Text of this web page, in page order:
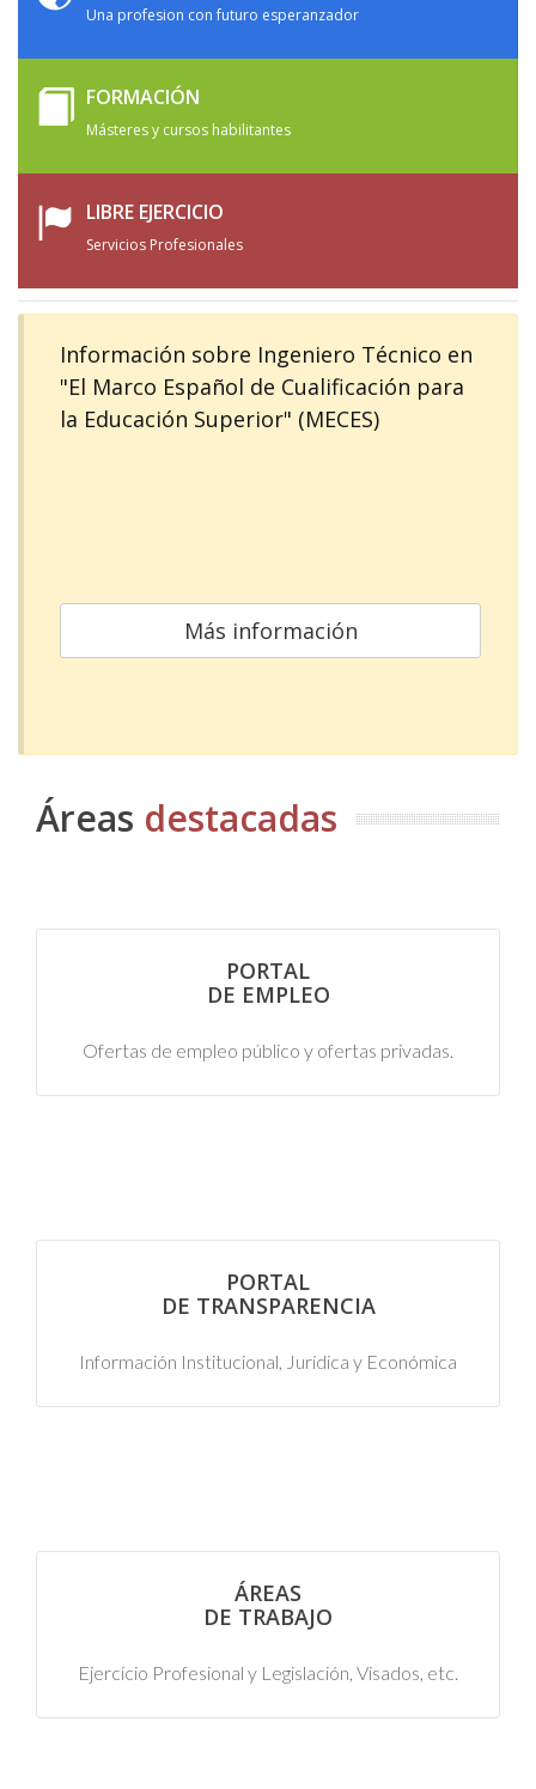
Una profesion con futuro esperanzador
FORMACIÓN
Másteres y cursos habilitantes
LIBRE EJERCICIO
Servicios Profesionales
Información sobre Ingeniero Técnico en
"El Marco Español de Cualificación para
la Educación Superior" (MECES)
Más información
Áreas destacadas
PORTAL
DE EMPLEO
Ofertas de empleo público y ofertas privadas.
PORTAL
DE TRANSPARENCIA
Información Institucional, Jurídica y Económica
ÁREAS
DE TRABAJO
Ejercicio Profesional y Legislación, Visados, etc.